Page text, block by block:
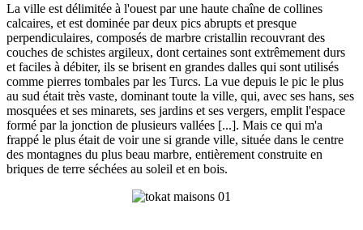
La ville est délimitée à l'ouest par une haute chaîne de collines
calcaires, et est dominée par deux pics abrupts et presque
perpendiculaires, composés de marbre cristallin recouvrant des
couches de schistes argileux, dont certaines sont extrêmement durs
et faciles à débiter, ils se brisent en grandes dalles qui sont utilisés
comme pierres tombales par les Turcs. La vue depuis le pic le plus
au sud était très vaste, dominant toute la ville, qui, avec ses hans, ses
mosquées et ses minarets, ses jardins et ses vergers, emplit l'espace
formé par la jonction de plusieurs vallées [...]. Mais ce qui m'a
frappé le plus était de voir une si grande ville, située dans le centre
des montagnes du plus beau marbre, entièrement construite en
briques de terre séchées au soleil et en bois.